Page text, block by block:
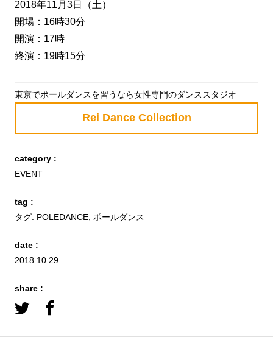
2018年11月3日（土）
開場：16時30分
開演：17時
終演：19時15分
東京でポールダンスを習うなら女性専門のダンススタジオ
Rei Dance Collection
category :
EVENT
tag :
タグ: POLEDANCE, ポールダンス
date :
2018.10.29
share :